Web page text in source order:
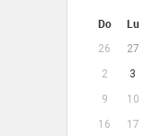
Do Lu
26 27
2
3
9
10
16
17